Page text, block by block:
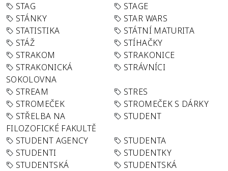
STAG
STAGE
STÁNKY
STAR WARS
STATISTIKA
STÁTNÍ MATURITA
STÁŽ
STÍHAČKY
STRAKOM
STRAKONICE
STRAKONICKÁ
SOKOLOVNA
STRÁVNÍCI
STREAM
STRES
STROMEČEK
STROMEČEK S DÁRKY
STŘELBA NA
FILOZOFICKÉ FAKULTĚ
STUDENT
STUDENT AGENCY
STUDENTA
STUDENTI
STUDENTKY
STUDENTSKÁ
STUDENTSKÁ